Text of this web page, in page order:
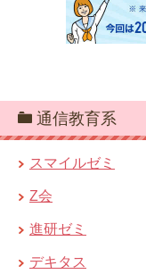
通信教育系
スマイルゼミ
Z会
進研ゼミ
デキタス